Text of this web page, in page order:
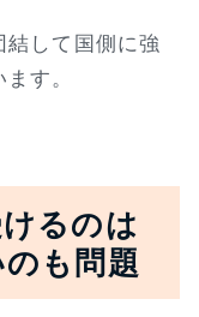
して国側に強
す。
るのは
も問題